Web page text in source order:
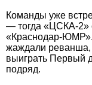
Команды уже
— тогда «ЦСКА-2»
«Краснодар-ЮМР».
жаждали реванша,
выиграть Первый
подряд.